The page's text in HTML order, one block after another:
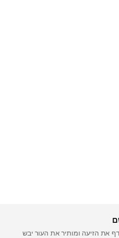
את הזיעה ומותיר את העור יבש